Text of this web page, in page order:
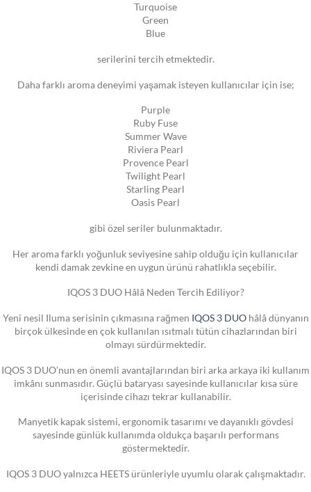
Turquoise
Green
Blue
serilerini tercih etmektedir.
Daha farklı aroma deneyimi yaşamak isteyen kullanıcılar için ise;
Purple
Ruby Fuse
Summer Wave
Riviera Pearl
Provence Pearl
Twilight Pearl
Starling Pearl
Oasis Pearl
gibi özel seriler bulunmaktadır.
Her aroma farklı yoğunluk seviyesine sahip olduğu için kullanıcılar
kendi damak zevkine en uygun ürünü rahatlıkla seçebilir.
IQOS 3 DUO Hâlâ Neden Tercih Ediliyor?
Yeni nesil Iluma serisinin çıkmasına rağmen IQOS 3 DUOhâlâ dünyanın
birçok ülkesinde en çok kullanılan ısıtmalı tütün cihazlarından biri
olmayı sürdürmektedir.
IQOS 3 DUO’nun en önemli avantajlarından biri arka arkaya iki kullanım
imkânı sunmasıdır. Güçlü bataryası sayesinde kullanıcılar kısa süre
içerisinde cihazı tekrar kullanabilir.
Manyetik kapak sistemi, ergonomik tasarımı ve dayanıklı gövdesi
sayesinde günlük kullanımda oldukça başarılı performans
göstermektedir.
IQOS 3 DUO yalnızca HEETS ürünleriyle uyumlu olarak çalışmaktadır.